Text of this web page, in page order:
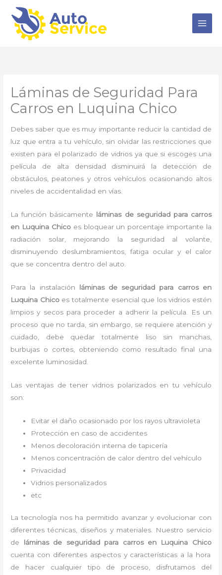
contenido
Láminas de Seguridad Para
Carros en Luquina Chico
Debes saber que es muy importante reducir la cantidad de
luz que entra a tu vehículo, sin olvidar las restricciones que
existen para el polarizado de vidrios ya que si escoges una
película de alta densidad disminuirá la detección de
obstáculos, peatones y otros vehículos ocasionando altos
niveles de accidentalidad en vías.
La función básicamente láminas de seguridad para carros
en Luquina Chico es bloquear un porcentaje importante la
radiación solar, mejorando la seguridad al volante,
disminuyendo deslumbramientos, fatiga ocular y el calor
que se concentra dentro del auto.
Para la instalación láminas de seguridad para carrosen
Luquina Chico es totalmente esencial que los vidrios estén
limpios y secos para proceder a adherir la película. Es un
proceso que no tarda, sin embargo, se requiere atención y
cuidado, debe quedar totalmente liso sin manchas,
burbujas o cortes, obteniendo como resultado final una
excelente luminosidad.
Las ventajas de tener vidrios polarizados en tu vehículo
son:
Evitar el daño ocasionado por los rayos ultravioleta
Protección en caso de accidentes
Menos decoloración interna de tapicería
Menos concentración de calor dentro del vehículo
Privacidad
Vidrios personalizados
etc
La tecnología nos ha permitido avanzar y evolucionar con
diferentes técnicas, diseños y materiales. Nuestro servicio
de láminas de seguridad para carrosen Luquina Chico
cuenta con diferentes aspectos y características a la hora
de hacer cualquier tipo de proceso, disfrutamos del